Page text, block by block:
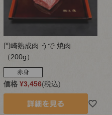
門崎熟成肉 うで 焼肉
（200g）
価格 ¥3,456 税込